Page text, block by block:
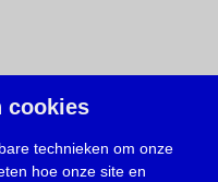
cookies
technieken om onze
hoe onze site en